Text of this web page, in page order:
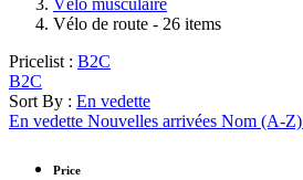
Vélo de route - 26 items
Pricelist : B2C
B2C
Sort By : En vedette
En vedette Nouvelles arrivées Nom (A-Z)
Price